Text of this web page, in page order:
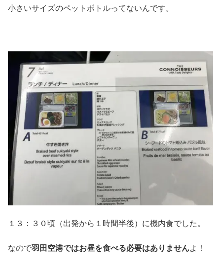
小さいサイズのペットボトルってないんです。
１３：３０頃（出発から１時間半後）に機内食でした。
なので羽田空港ではお昼を食べる必要はありませんよ！